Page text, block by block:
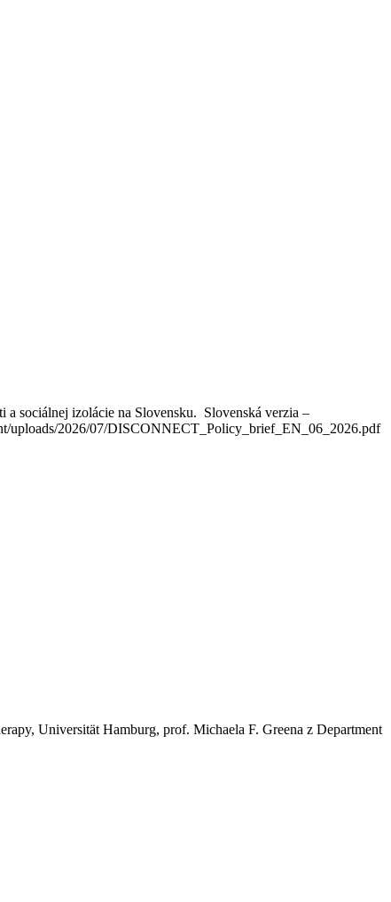
a sociálnej izolácie na Slovensku. Slovenská verzia –
uploads/2026/07/DISCONNECT_Policy_brief_EN_06_2026.pdf
Universität Hamburg, prof. Michaela F. Greena z Department